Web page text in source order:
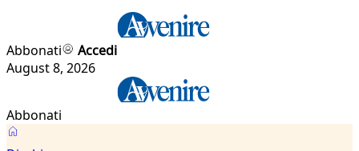
Abbonati
Accedi
August 8, 2026
Abbonati